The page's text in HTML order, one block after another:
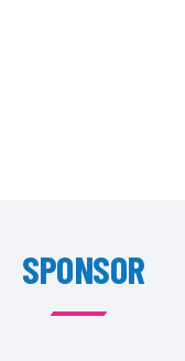
SPONSOR